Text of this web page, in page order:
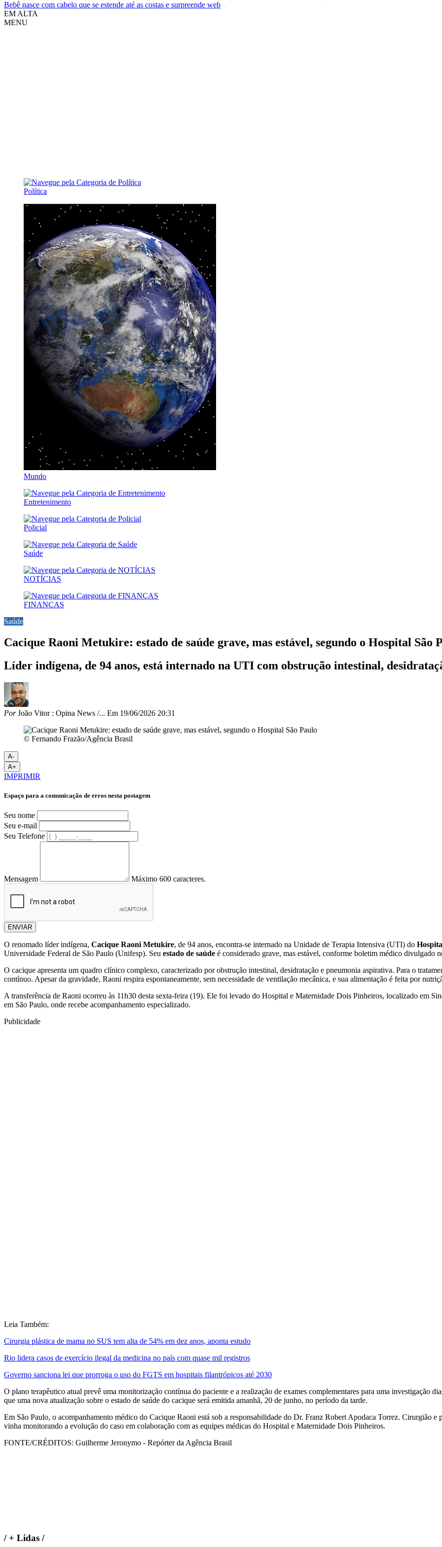
Bebê nasce com cabelo que se estende até as costas e surpreende web
EM ALTA
MENU
Política
Mundo
Entretenimento
Policial
Saúde
NOTÍCIAS
FINANÇAS
Saúde
Cacique Raoni Metukire: estado de saúde grave, mas estável, segundo o Hospital São
Líder indígena, de 94 anos, está internado na UTI com obstrução intestinal,
PorJoão Vitor : Opina News /... Em 19/06/2026 20:31
© Fernando Frazão/Agência Brasil
A-
A+
IMPRIMIR
Espaço para a comunicação de erros nesta postagem
Seu nome
Seu e-mail
Seu Telefone
Mensagem Máximo 600 caracteres.
ENVIAR
O renomado líder indígena, Cacique Raoni Metukire, de 94 anos, encontra-se internado na Unidade de Terapia Intensiva (UTI) do
Universidade Federal de São Paulo (Unifesp). Seu estado de saúde é considerado grave, mas estável, conforme boletim médico divulgado
O cacique apresenta um quadro clínico complexo, caracterizado por obstrução intestinal, desidratação e pneumonia aspirativa. Para o
contínuo. Apesar da gravidade, Raoni respira espontaneamente, sem necessidade de ventilação mecânica, e sua alimentação é feita por
A transferência de Raoni ocorreu às 11h30 desta sexta-feira (19). Ele foi levado do Hospital e Maternidade Dois Pinheiros, localizado em
em São Paulo, onde recebe acompanhamento especializado.
Publicidade
Leia Também:
Cirurgia plástica de mama no SUS tem alta de 54% em dez anos, aponta estudo
Rio lidera casos de exercício ilegal da medicina no país com quase mil registros
Governo sanciona lei que prorroga o uso do FGTS em hospitais filantrópicos até 2030
O plano terapêutico atual prevê uma monitorização contínua do paciente e a realização de exames complementares para uma investigação
que uma nova atualização sobre o estado de saúde do cacique será emitida amanhã, 20 de junho, no período da tarde.
Em São Paulo, o acompanhamento médico do Cacique Raoni está sob a responsabilidade do Dr. Franz Robert Apodaca Torrez. Cirurgião
vinha monitorando a evolução do caso em colaboração com as equipes médicas do Hospital e Maternidade Dois Pinheiros.
FONTE/CRÉDITOS: Guilherme Jeronymo - Repórter da Agência Brasil
/+ Lidas /